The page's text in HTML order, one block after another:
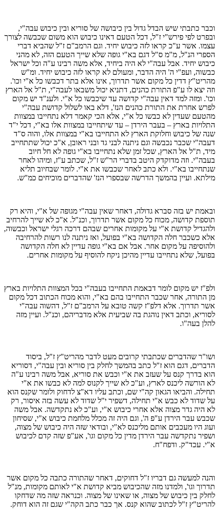
וכבר כתבתי שיש הבדל גדול בין כיבושה של סוריא ובין כיבוש עבה"י,
ובפרט לפי פירש"י ז"ל, דכל הטעם דאינו כיבוש הוא משום שכבשה לצורך
עצמו. אשר ע"כ קראו לזה כיבוש יחיד. וגם הרמב"ם ז"ל שהביא דברי
הספרי הנ"ל, מ"מ ס"ל דגם בא"י גופה שלא שייך הטעם הזה, לא מהני
כיבוש יחיד. אבל עבה"י לא היה ביחיד, אלא משה רבינו ע"ה וכל ישראל
כבשוה, ועפ"י ה' היה הדבר, ומעולם לא קראו לזה כיבוש יחיד. ומ"ש
מהריט"ץ דדין כל מקום אשר תדרוך, אינו אלא בתר דכבשו כל א"י וכו'.
וזה יצא לו ע"פ התורת כהנים, דתניא יכול משבאו לעבה"י, ת"ל אל הארץ
וכו'. ומזה למד דאין עבה"י קדושה עד שיכבשו כל א"י. ולענ"ד יש מקום
לפרש אחרת את התורת כהנים הנז', דלא באו לשלול קדושת עבה"י
מהטעם שעדין לא כבשו כל א"י, אלא הכי קאמר דלא נתחייבו במצוות
התלויות בארץ – בעבר הירדן – עד שיתחייבו במצוות אלו בא"י, דכל י"ד
שנה של כיבוש וחלוקת הארץ לא התחייבו בא"י במצוות אלו, והוה ס"ד
דעבה"י שכבר נכבשה וגם ניתנה לבני גד ובני ראובן, א"כ יכול שתתחייב
מיד, ת"ל אל הארץ, שכל זמן שלא נתחייבו בא"י גופה לא חל חיוב
בעבה"י. וזה מדוקדק היטב בדברי הר"ש ז"ל, שכתב ע"ז, ומיהו לאחר
שנתחייבו בא"י. ולא כתב לאחר שכבשו את א"י. לומר שבחיוב תליא
מילתא. ועיין בהמשך הדרשה שבספרי הנז' שהדברים מוכיחים כמ"ש.
ובאמת יש בזה סברא גדולה, דאחר שאין עבה"י מגופה של א"י, והיא רק
תוספת קדושה, מכוח כל מקום אשר תדרוך, וכנ"ל. א"כ לא שייך להרחיב
ולהגדיל קדושת א"י על מקומות אחרים שבהם דרכה רגלי ישראל וכבשוה,
אלא כשכבר חלה הקדושה בא"י בפועל, ואז ניתנה לנו רשות להרחיבה
ולהוסיפה על מקום אחר. אבל אם בא"י גופה עדיין לא חלה הקדושה
בפועל, שלא נתחייבו עדיין מהיכן ניקח להוסיף על מקומות אחרים.
ולפ"ז יש מקום לומר דבאמת התחייבו בעבה"י בכל המצוות התלויות בארץ
מן התורה, אחר שכבר התחייבו בהם בא"י, והוא מכוח הכתוב דכל מקום
אשר תדרוך. אלא דלפ"ז קשה טובא על הרמב"ם ז"ל, דהשוה עבה"י
לסוריא, וכתב דאין נוהגת בה שביעית אלא מדבריהם, וכנ"ל. ועיין מזה
להלן בעה"ו.
ושו"ר שהדברים שכתבתי קרובים מעט לדבר מהריט"ץ ז"ל, ביסוד
הדברים, דגם הוא ז"ל כתב בהמשך לחלק בין סוריא ובין עבה"י, דסוריא
הוא בדרך קנס על שעזב את א"י וכבש את סוריא, אבל משה רבינו ע"ה
לא הורשה ליכנס לארץ, וע"כ לא שייך לקנוס למה לא כבשו את א"י
תחילה. והביאו הגאון קה"י שם, וכתב עליו דא"צ לדחוק ולומר שקנס הוא
על שדוד לא כבש א"י תחילה, דשפיר י"ל שדוד לא עשה בזה איסור, רק
לא היה גדר מצוה אלא אחרי כיבוש א"י, וע"כ לא נתקדשה. אבל משה
שכבש עבר הירדן ע"פ ה', וגם היה זה מכלל מלחמת כיבוש א"י, שסיחון
ועוג היו מעכבים אותם מליכנס לא"י, ובודאי שזה היה כיבוש של מצוה,
ושפיר נתקדשה עבר הירדן מדין כל מקום וגו', אע"פ שזה קדם לכיבוש
א"י. עכד"ק. ודפח"ח.
והנה למעשה גם דבריו ז"ל דחוקים, דאחר שהתורה כתבה כל מקום אשר
תדרוך וגו', ולמדנו מזה שהכיבוש מביא קדושת א"י לאותם מקומות, מנ"ל
לחלק בין כיבוש של מצוה, או שאינו של מצוה. וכנראה שזה מה שדחקו
להריט"ץ ז"ל לכתוב שהוא קנס. אך כבר כתב הקה"י שגם זה הוא דוחק.